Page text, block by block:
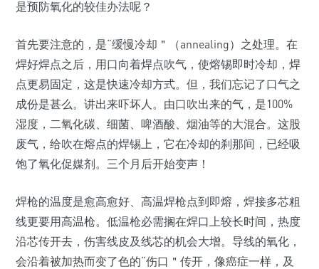
是预防氧化的较佳办法呢？
首先要注意的，是“缓慢冷却＂（annealing）之处理。在
焊好焊点之后，用口向着焊点吹气，使熔锡即时冷却，焊
点更易固定，这是快速冷却方式。但，我们忘记了口气之
成份是甚么。讲出来吓坏人。由口吹出来的气，是100%
湿度，二氧化碳、细菌、啤酒酸、烟油等的大混合。这股
废气，给吹在熔点的焊锡上，它在冷却的刹那间，已经吸
饱了氧化促媒剂。三个月后开始变声！
焊枪的温度是愈高愈好、高温焊枪点到即熔，焊接多芯粗
线更要用高温枪。低温枪必需搁在焊口上较长时间，热度
沿芯传开去，伤害线皮及线芯的机会大增。导线的氧化，
会沿着被加热而变了色的“伤口＂传开，像癌症一样，及